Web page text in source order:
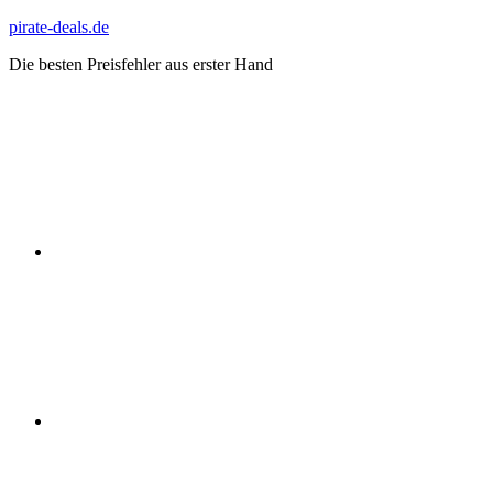
Zum
springen
pirate-deals.de
Die besten Preisfehler aus erster Hand